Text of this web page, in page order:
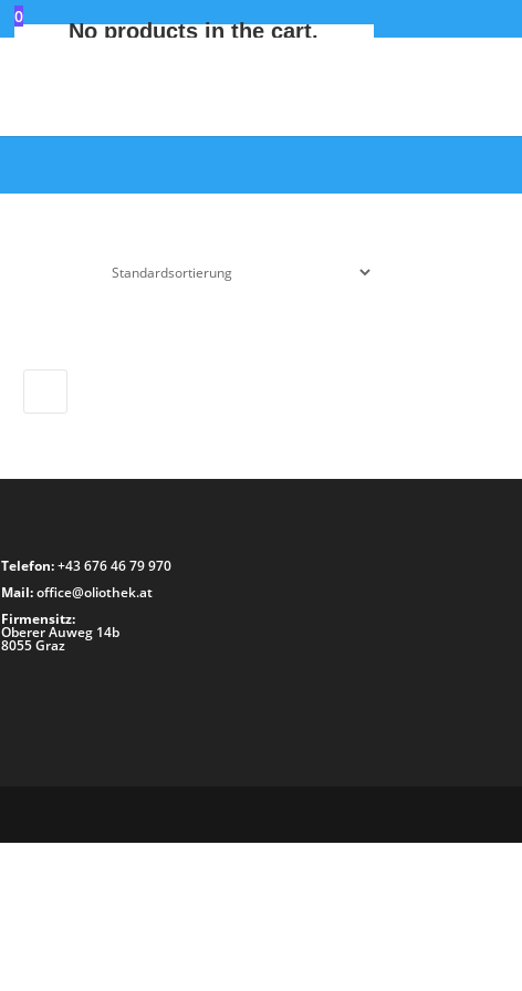
0
No products in the cart.
Telefon:+43 676 46 79 970
Mail:office@oliothek.at
Firmensitz:
Oberer Auweg 14b
8055 Graz